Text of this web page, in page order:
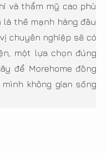
và thẩm mỹ cao phù
là thế mạnh hàng đầu
chuyên nghiệp sẽ có
một lựa chọn đúng
để Morehome đồng
không gian sống